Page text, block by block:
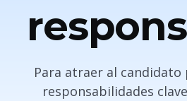
Para atraer al
responsabilidades